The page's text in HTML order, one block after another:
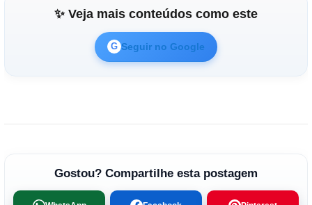
✨ Veja mais conteúdos como este
G Seguir no Google
Gostou? Compartilhe esta postagem